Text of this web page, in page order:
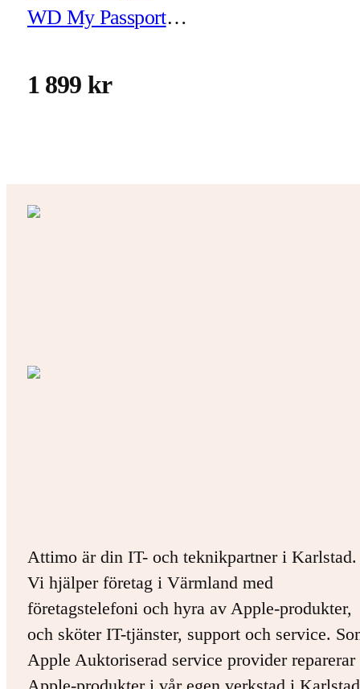
WD My Passport
- hårddisk 4 TB
1 899 kr
Attimo är din IT- och teknikpartner i Karlstad.
Vi hjälper företag i Värmland med
företagstelefoni och hyra av Apple-produkter,
och sköter IT-tjänster, support och service.
Apple Auktoriserad service provider